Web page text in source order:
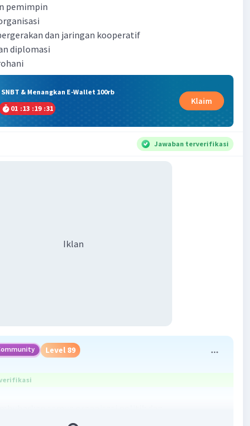
pemimpin
dan jaringan kooperatif
diplomasi
& Menangkan E-Wallet 100rb
01 :13 :19 :31
Klaim
Jawaban terverifikasi
Iklan
Level 89
dengan organisasi bentukannya adalah